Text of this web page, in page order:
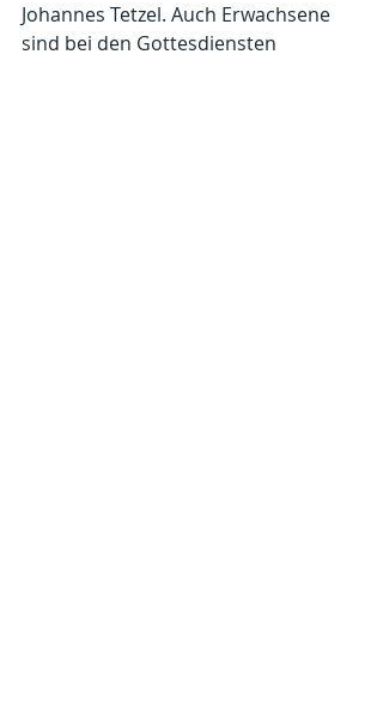
Johannes Tetzel. Auch Erwachsene
sind bei den Gottesdiensten